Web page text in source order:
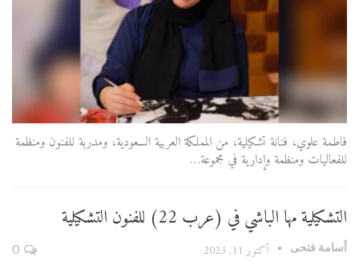
فاطمة علوي، فنانة تشكيلية، من المملكة العربية السعودية، ومدربة للفنون ومنظمة
للفعاليات ومنظمة وإدارية في مجموعة…
التشكيلية مها الباشي في (عرب 22) للفنون التشكيلية
أسامة فتحى أكتوبر 11, 2023